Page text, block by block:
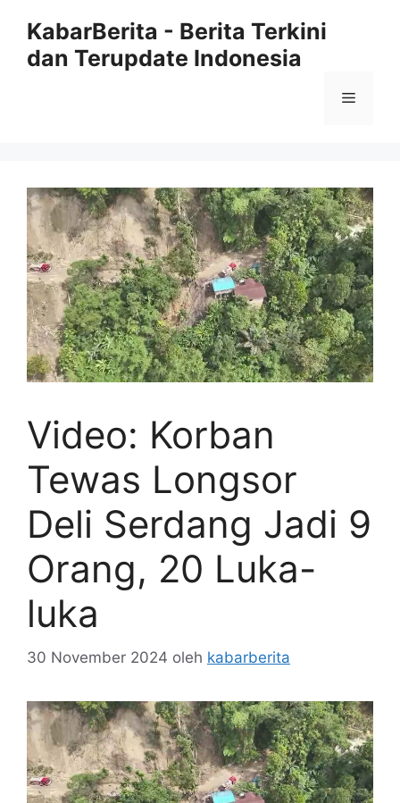
KabarBerita - Berita Terkini
dan Terupdate Indonesia
Menu
Video: Korban
Tewas Longsor
Deli Serdang Jadi 9
Orang, 20 Luka-
luka
30 November 2024 oleh kabarberita